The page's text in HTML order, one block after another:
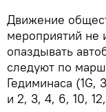
Движение
мероприятий не
опаздывать
следуют по
Гедиминаса (1G,
и 2, 3, 4, 6, 10,